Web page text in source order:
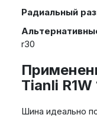
Радиальный
r30
Tianli
Шина идеально